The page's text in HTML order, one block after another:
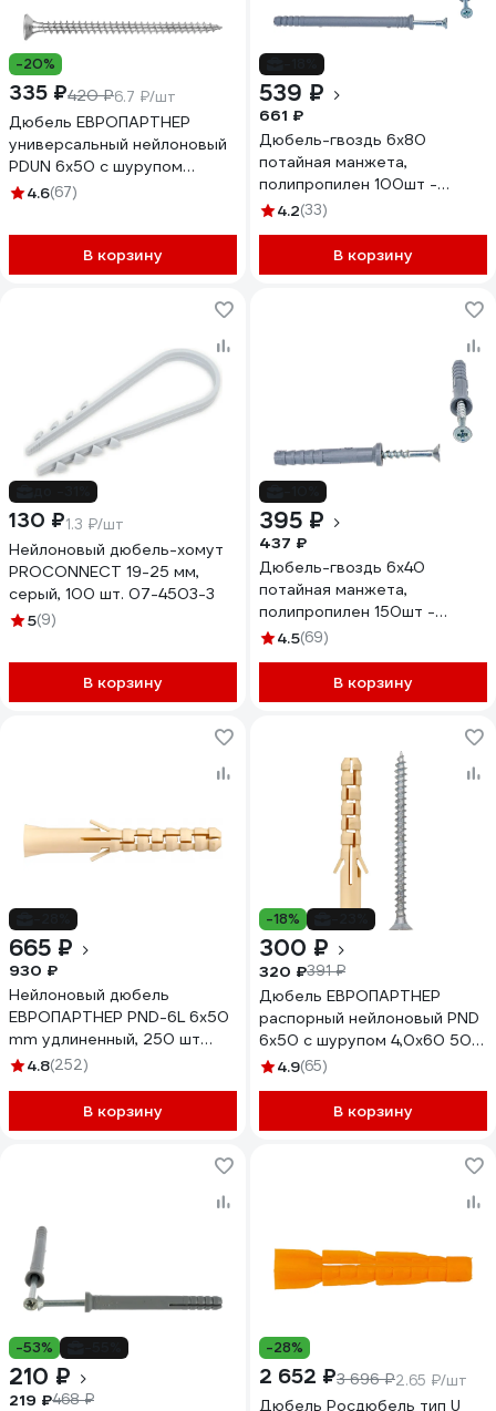
-20%
335 ₽420 ₽6.7 ₽/шт
Дюбель ЕВРОПАРТНЕР
универсальный нейлоновый
PDUN 6х50 с шурупом
4,0х60мм 50 шт. K2 0479 0
4.6(67)
В корзину
539 ₽
661 ₽
Дюбель-гвоздь 6х80
потайная манжета,
полипропилен 100шт -
ведро Tech-Krep 103184
4.2(33)
В корзину
130 ₽1.3 ₽/шт
Нейлоновый дюбель-хомут
PROCONNECT 19-25 мм,
серый, 100 шт. 07-4503-3
5(9)
В корзину
395 ₽
437 ₽
Дюбель-гвоздь 6х40
потайная манжета,
полипропилен 150шт -
ведро Tech-Krep 101466
4.5(69)
В корзину
665 ₽
930 ₽
Нейлоновый дюбель
ЕВРОПАРТНЕР PND-6L 6х50
mm удлиненный, 250 шт
86863
4.8(252)
В корзину
-18%
300 ₽
320 ₽391 ₽
Дюбель ЕВРОПАРТНЕР
распорный нейлоновый PND
6х50 с шурупом 4,0х60 50
шт. K2 0482 0
4.9(65)
В корзину
-53%
210 ₽
219 ₽468 ₽
-28%
2 652 ₽3 696 ₽2.65 ₽/шт
Дюбель Росдюбель тип U